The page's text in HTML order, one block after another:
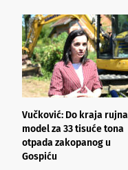
Vučković: Do kraja rujna
model za 33 tisuće tona
otpada zakopanog u
Gospiću